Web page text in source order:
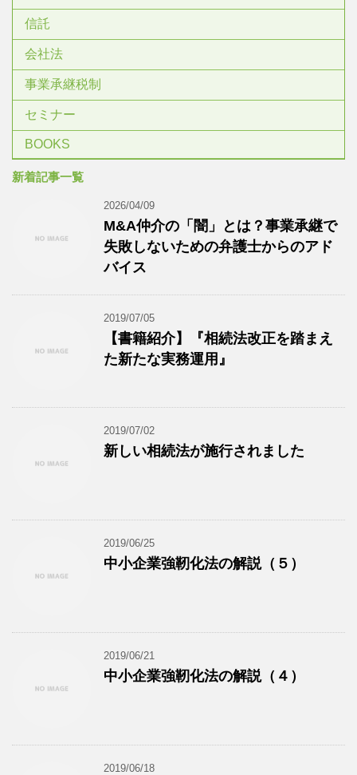
信託
会社法
事業承継税制
セミナー
BOOKS
新着記事一覧
2026/04/09
M&A仲介の「闇」とは？事業承継で
失敗しないための弁護士からのアド
バイス
2019/07/05
【書籍紹介】『相続法改正を踏まえ
た新たな実務運用』
2019/07/02
新しい相続法が施行されました
2019/06/25
中小企業強靭化法の解説（５）
2019/06/21
中小企業強靭化法の解説（４）
2019/06/18